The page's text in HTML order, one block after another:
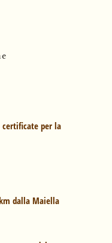
certificate per la
dalla Maiella